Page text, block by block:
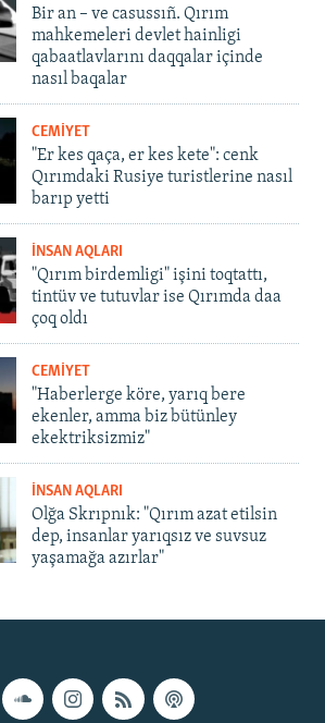
Bir an – ve casussıñ. Qırım
mahkemeleri devlet hainligi
qabaatlavlarını daqqalar içinde
nasıl baqalar
CEMİYET
"Er kes qaça, er kes kete": cenk
Qırımdaki Rusiye turistlerine nasıl
barıp yetti
İNSAN AQLARI
"Qırım birdemligi" işini toqtattı,
tintüv ve tutuvlar ise Qırımda daa
çoq oldı
CEMİYET
"Haberlerge köre, yarıq bere
ekenler, amma biz bütünley
ekektriksizmiz"
İNSAN AQLARI
Olğa Skrıpnık: "Qırım azat etilsin
dep, insanlar yarıqsız ve suvsuz
yaşamağa azırlar"